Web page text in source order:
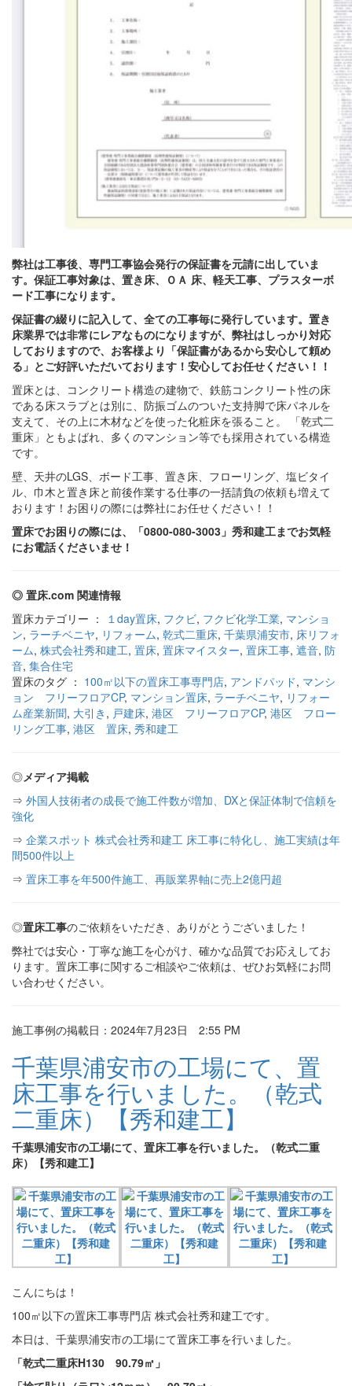
弊社は工事後、専門工事協会発行の保証書を元請に出していま
す。保証工事対象は、置き床、ＯＡ 床、軽天工事、プラスターボ
ード工事になります。
保証書の綴りに記入して、全ての工事毎に発行しています。置き
床業界では非常にレアなものになりますが、弊社はしっかり対応
しておりますので、お客様より「保証書があるから安心して頼め
る」とご好評いただいております！安心してお任せください！！
置床とは、コンクリート構造の建物で、鉄筋コンクリート性の床
である床スラブとは別に、防振ゴムのついた支持脚で床パネルを
支えて、その上に木材などを使った化粧床を張ること。 「乾式二
重床」ともよばれ、多くのマンション等でも採用されている構造
です。
壁、天井のLGS、ボード工事、置き床、フローリング、塩ビタイ
ル、巾木と置き床と前後作業する仕事の一括請負の依頼も増えて
おります！お困りの際には弊社にお任せください！！
置床でお困りの際には、「0800-080-3003」秀和建工までお気軽
にお電話くださいませ！
◎ 置床.com 関連情報
置床カテゴリー ：
１day置床, フクビ, フクビ化学工業, マンショ
ン, ラーチベニヤ, リフォーム, 乾式二重床, 千葉県浦安市, 床リフォ
ーム, 株式会社秀和建工, 置床, 置床マイスター, 置床工事, 遮音, 防
音, 集合住宅
置床のタグ ： 100㎡以下の置床工事専門店, アンドパッド, マンシ
ョン フリーフロアCP, マンション置床, ラーチベニヤ, リフォー
ム産業新聞, 大引き , 戸建床, 港区 フリーフロアCP, 港区 フロー
リング工事, 港区 置床, 秀和建工
◎メディア掲載
⇒ 外国人技術者の成長で施工件数が増加、DXと保証体制で信頼を
強化
⇒ 企業スポット 株式会社秀和建工 床工事に特化し、施工実績は年
間500件以上
⇒ 置床工事を年500件施工、再販業界軸に売上2億円超
◎置床工事のご依頼をいただき、ありがとうございました！
弊社では安心・丁寧な施工を心がけ、確かな品質でお応えしてお
ります。置床工事に関するご相談やご依頼は、ぜひお気軽にお問
い合わせください。
施工事例の掲載日：2024年7月23日 2:55 PM
千葉県浦安市の工場にて、置
床工事を行いました。（乾式
二重床）【秀和建工】
千葉県浦安市の工場にて、置床工事を行いました。（乾式二重
床）【秀和建工】
こんにちは！
100㎡以下の置床工事専門店 株式会社秀和建工です。
本日は、千葉県浦安市の工場にて置床工事を行いました。
「乾式二重床H130 90.79㎡」